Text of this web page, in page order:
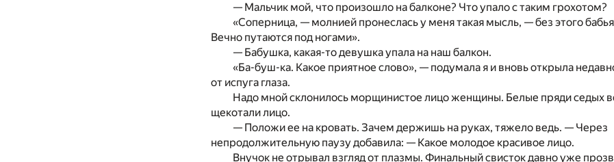
— Мальчик мой, что произошло на балконе? Что упало с таким грохотом?
«Соперница, — молнией пронеслась у меня такая мысль, — без этого
Вечно путаются под ногами».
— Бабушка, какая-то девушка упала на наш балкон.
«Ба-буш-ка. Какое приятное слово», — подумала я и вновь открыла
от испуга глаза.
Надо мной склонилось морщинистое лицо женщины. Белые пряди седых
щекотали лицо.
— Положи ее на кровать. Зачем держишь на руках, тяжело ведь. — Через
непродолжительную паузу добавила: — Какое молодое красивое лицо.
Внучок не отрывал взгляд от плазмы. Финальный свисток давно уже